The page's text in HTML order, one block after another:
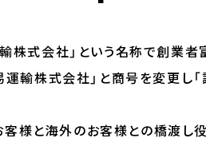
式会社」という名称で創業者
輸株式会社」と商号を変更し
様と海外のお客様との橋渡し